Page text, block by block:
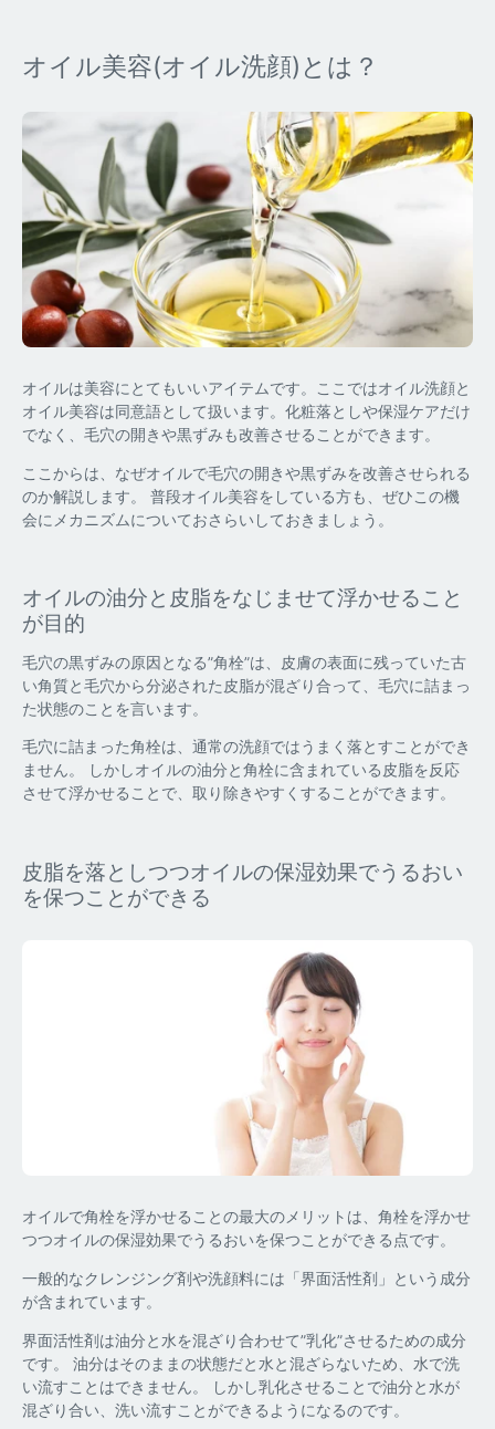
オイル美容(オイル洗顔)とは？
オイルは美容にとてもいいアイテムです。ここではオイル洗顔と
オイル美容は同意語として扱います。化粧落としや保湿ケアだけ
でなく、毛穴の開きや黒ずみも改善させることができます。
ここからは、なぜオイルで毛穴の開きや黒ずみを改善させられる
のか解説します。 普段オイル美容をしている方も、ぜひこの機
会にメカニズムについておさらいしておきましょう。
オイルの油分と皮脂をなじませて浮かせること
が目的
毛穴の黒ずみの原因となる”角栓”は、皮膚の表面に残っていた古
い角質と毛穴から分泌された皮脂が混ざり合って、毛穴に詰まっ
た状態のことを言います。
毛穴に詰まった角栓は、通常の洗顔ではうまく落とすことができ
ません。 しかしオイルの油分と角栓に含まれている皮脂を反応
させて浮かせることで、取り除きやすくすることができます。
皮脂を落としつつオイルの保湿効果でうるおい
を保つことができる
オイルで角栓を浮かせることの最大のメリットは、角栓を浮かせ
つつオイルの保湿効果でうるおいを保つことができる点です。
一般的なクレンジング剤や洗顔料には「界面活性剤」という成分
が含まれています。
界面活性剤は油分と水を混ざり合わせて”乳化”させるための成分
です。 油分はそのままの状態だと水と混ざらないため、水で洗
い流すことはできません。 しかし乳化させることで油分と水が
混ざり合い、洗い流すことができるようになるのです。